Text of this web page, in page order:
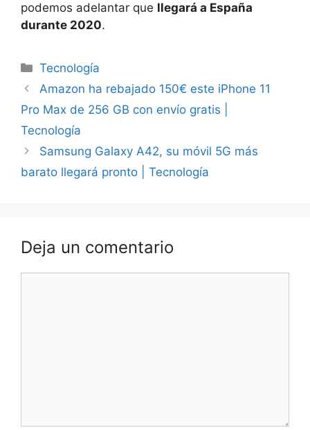
podemos adelantar que llegará a España
durante 2020.
Categorías
Tecnología
Amazon ha rebajado 150€ este iPhone 11
Pro Max de 256 GB con envío gratis |
Tecnología
Samsung Galaxy A42, su móvil 5G más
barato llegará pronto | Tecnología
Deja un comentario